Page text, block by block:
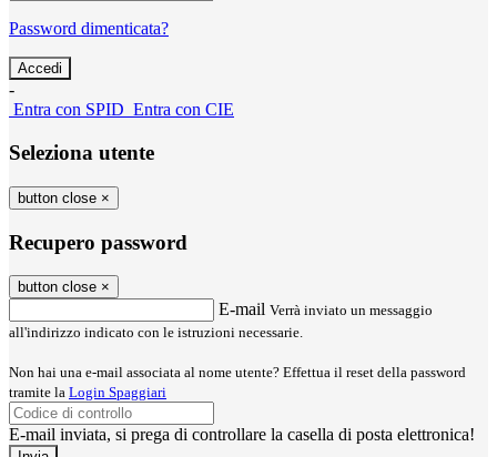
Password dimenticata?
-
Entra con SPID Entra con CIE
Seleziona utente
button close ×
Recupero password
button close ×
E-mail Verrà inviato un messaggio
all'indirizzo indicato con le istruzioni necessarie.
Non hai una e-mail associata al nome utente? Effettua il reset della password
tramite la Login Spaggiari
E-mail inviata, si prega di controllare la casella di posta elettronica!